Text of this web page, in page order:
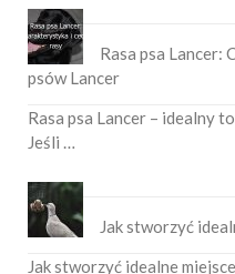
Rasa psa Lancer:
psów Lancer
Rasa psa Lancer – idealny
Jeśli …
Jak stworzyć
Jak stworzyć idealne